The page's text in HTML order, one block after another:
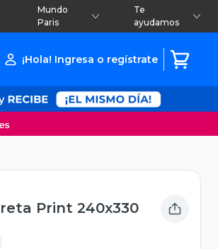
Mundo
Paris
Te
ayudamos
¡Hola! Ingresa o regístrate
Print 240x330